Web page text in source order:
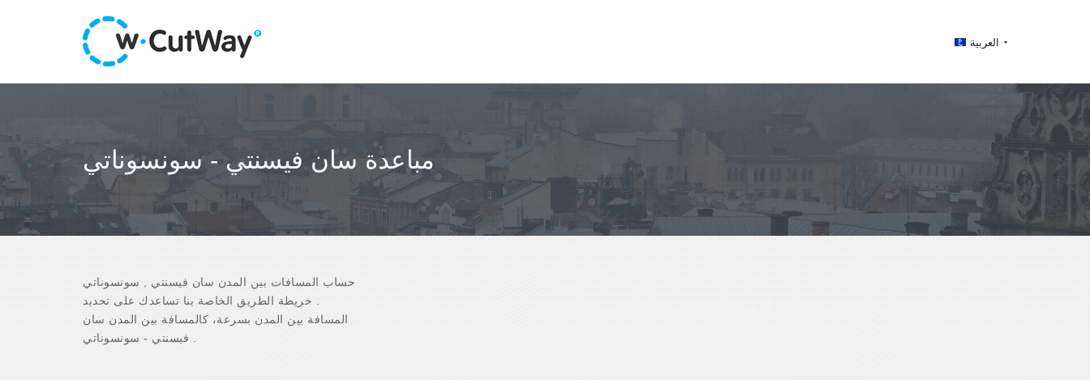
العربية
مباعدة سان فيسنتي - سونسوناتي
حساب المسافات بين المدن سان فيسنتي , سونسوناتي
. خريطة الطريق الخاصة بنا تساعدك على تحديد
المسافة بين المدن بسرعة، كالمسافة بين المدن سان